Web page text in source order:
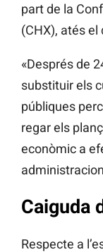
part de la
(CHX), atés el
«Després de
substituir els
públiques
regar els
econòmic a
Caiguda
Respecte a